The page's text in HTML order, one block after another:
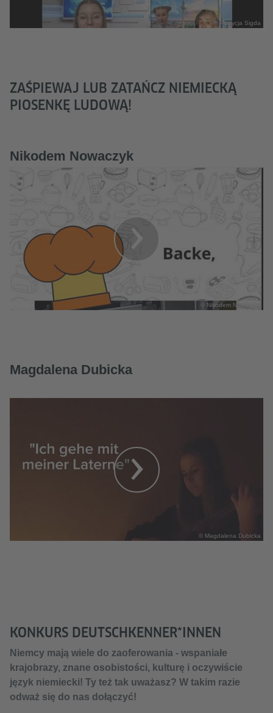
© Patrycja Sigda
ZAŚPIEWAJ LUB ZATAŃCZ NIEMIECKĄ
PIOSENKĘ LUDOWĄ!
Nikodem Nowaczyk
© Nikodem Nowaczyk
Magdalena Dubicka
© Magdalena Dubicka
KONKURS DEUTSCHKENNER*INNEN
Niemcy mają wiele do zaoferowania - wspaniałe
krajobrazy, znane osobistości, kulturę i oczywiście
język niemiecki! Ty też tak uważasz? W takim razie
odważ się do nas dołączyć!